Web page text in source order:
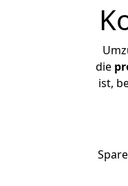
die
ist,